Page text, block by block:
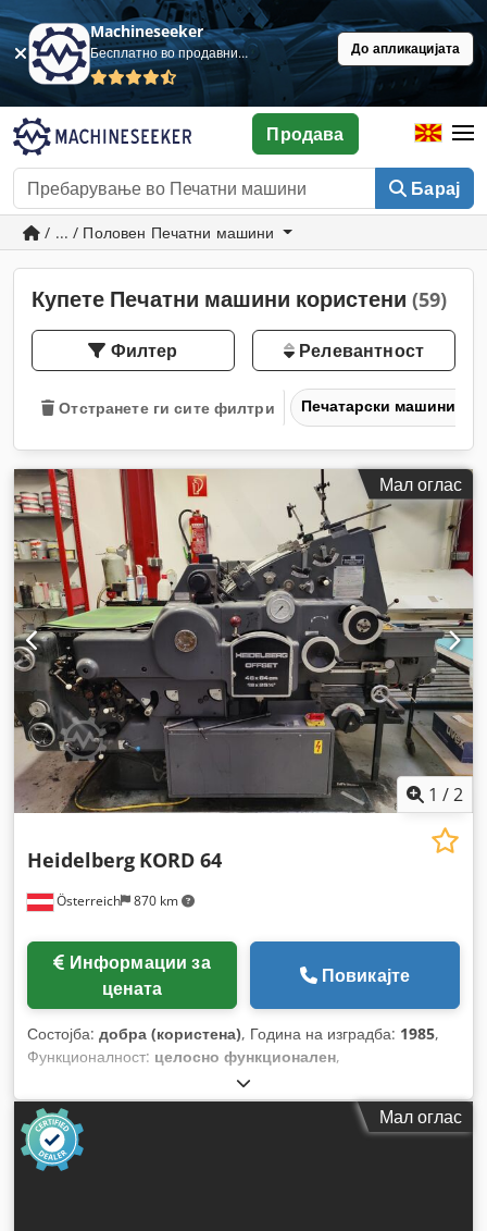
Machineseeker
Бесплатно во продавница До апликацијата
Барај
Продава
/ ... / Половен Печатни машини
Купете Печатни машини користени (59)
Филтер Релевантност
Отстранете ги сите филтри Печатарски машини и
Мал оглас
1 /2
Österreich 870 km
Heidelberg KORD 64
цената
Повикајте
Состојба: добра (користена), Година на изградба: 1985,
Функционалност: целосно функционален,
Мал оглас